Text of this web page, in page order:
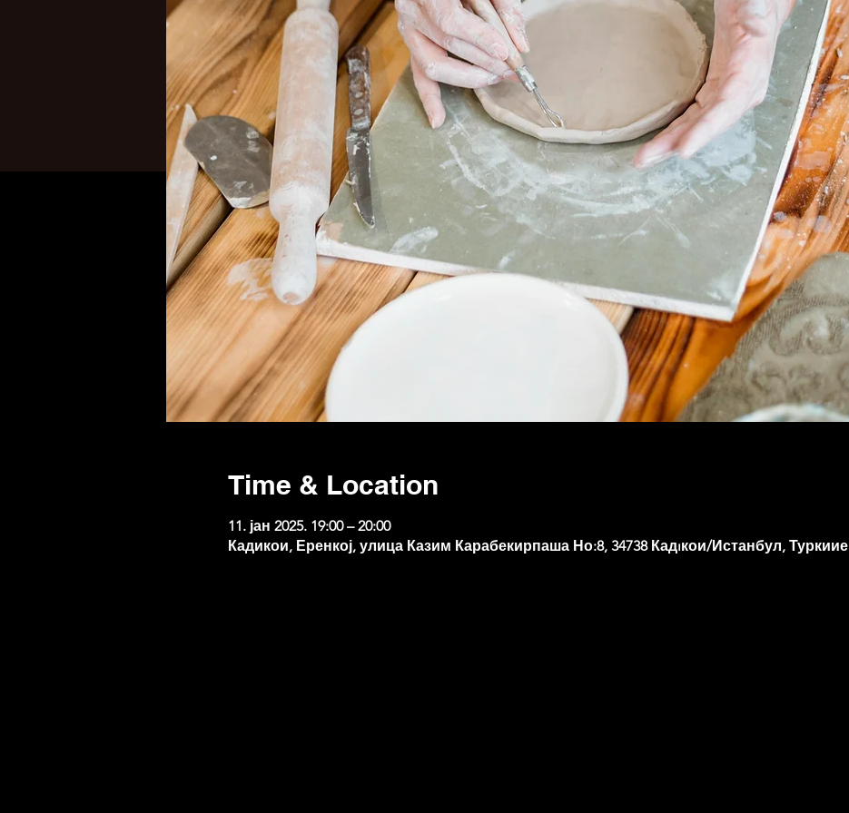
Time & Location
11. јан 2025. 19:00 – 20:00
Кадикои, Еренкој, улица Казим Карабекирпаша Но:8, 34738 Кадıкои/Истанбул, Туркиие